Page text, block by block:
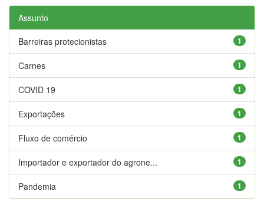
Assunto
1
Barreiras protecionistas
1
Carnes
1
COVID 19
1
Exportações
1
Fluxo de comércio
1
Importador e exportador do agrone...
1
Pandemia